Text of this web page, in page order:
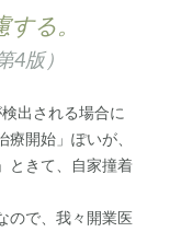
る。
4版）
出される場合に
開始」ぽいが、
ときて、自家撞着
ので、我々開業医